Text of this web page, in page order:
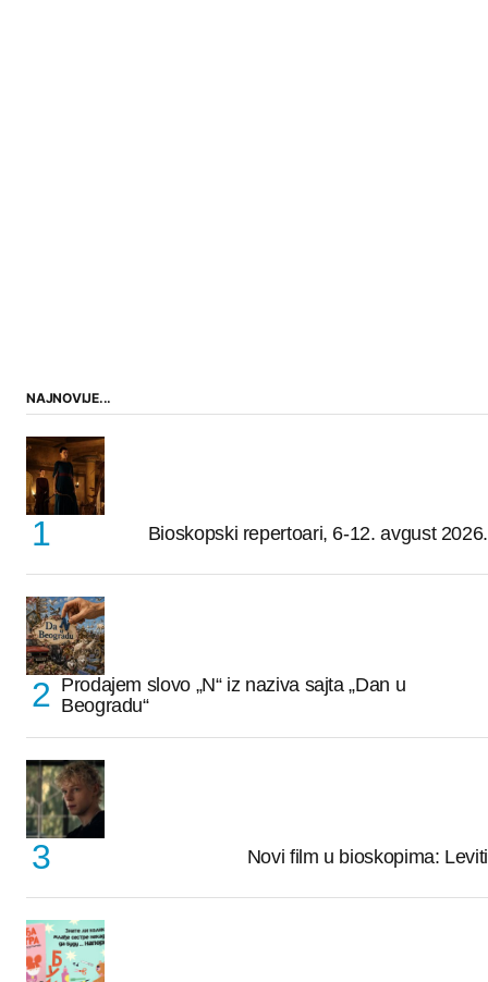
NAJNOVIJE...
Bioskopski repertoari, 6-12. avgust 2026.
Prodajem slovo „N“ iz naziva sajta „Dan u
Beogradu“
Novi film u bioskopima: Leviti